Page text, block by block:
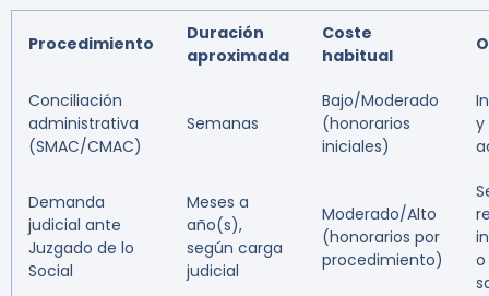
Procedimiento
Duración
aproximada
Coste
habitual
Conciliación
administrativa
(SMAC/CMAC)
Semanas
Bajo/Moderado
(honorarios
iniciales)
y
Demanda
judicial ante
Juzgado de lo
Social
Meses a
año(s),
según carga
judicial
Moderado/Alto
(honorarios por
procedimiento)